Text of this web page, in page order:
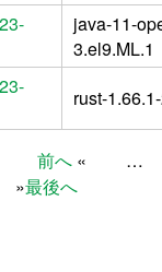
java-11-
3.el9.ML.1
rust-
前へ …
最後へ